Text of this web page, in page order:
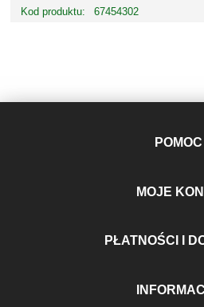
Kod produktu:
67454302
POMOC
MOJE
PŁATNOŚCI I